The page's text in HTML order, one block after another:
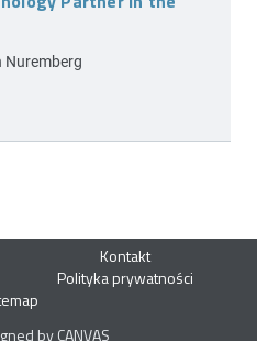
Nuremberg
Kontakt
Polityka prywatności
by CANVAS